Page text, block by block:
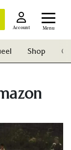
Account Menu
Shop